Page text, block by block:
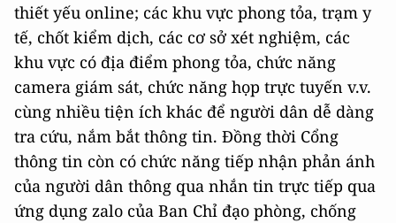
thiết yếu online; các khu vực phong tỏa, trạm y
tế, chốt kiểm dịch, các cơ sở xét nghiệm, các
khu vực có địa điểm phong tỏa, chức năng
camera giám sát, chức năng họp trực tuyến v.v.
cùng nhiều tiện ích khác để người dân dễ dàng
tra cứu, nắm bắt thông tin. Đồng thời Cổng
thông tin còn có chức năng tiếp nhận phản ánh
của người dân thông qua nhắn tin trực tiếp qua
ứng dụng zalo của Ban Chỉ đạo phòng, chống